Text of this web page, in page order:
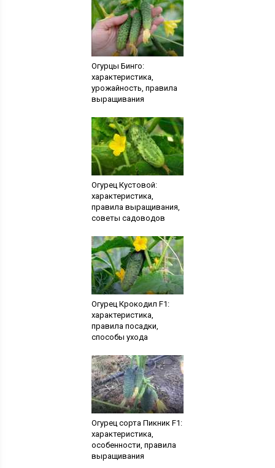
Огурцы Бинго:
характеристика,
урожайность, правила
выращивания
Огурец Кустовой:
характеристика,
правила выращивания,
советы садоводов
Огурец Крокодил F1:
характеристика,
правила посадки,
способы ухода
Огурец сорта Пикник F1:
характеристика,
особенности, правила
выращивания